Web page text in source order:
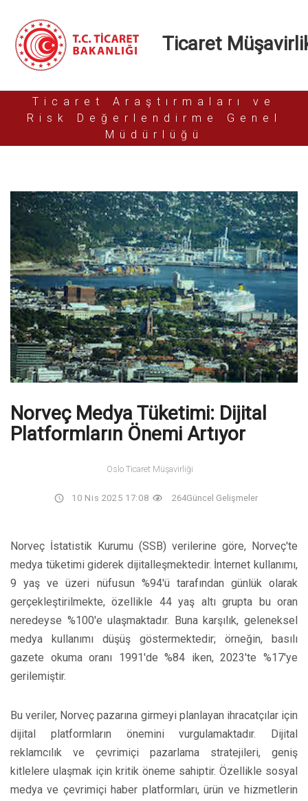
Ticaret
Ticaret Araştırmaları ve
Risk Değerlendirme Genel
Müdürlüğü
Norveç Medya Tüketimi: Dijital
Platformların Önemi Artıyor
Oslo Ticaret Müşavirliği
10 Nis 2025 17:08 264Güncel Gelişmeler
Norveç İstatistik Kurumu (SSB) verilerine göre, Norveç'te
medya tüketimi giderek dijitalleşmektedir. İnternet kullanımı,
9 yaş ve üzeri nüfusun %94'ü tarafından günlük olarak
gerçekleştirilmekte, özellikle 44 yaş altı grupta bu oran
neredeyse %100'e ulaşmaktadır. Buna karşılık, geleneksel
medya kullanımı düşüş göstermektedir; örneğin, basılı
gazete okuma oranı 1991'de %84 iken, 2023'te %17'ye
gerilemiştir.
Bu veriler, Norveç pazarına girmeyi planlayan ihracatçılar için
dijital platformların önemini vurgulamaktadır. Dijital
reklamcılık ve çevrimiçi pazarlama stratejileri, geniş
kitlelere ulaşmak için kritik öneme sahiptir. Özellikle sosyal
medya ve çevrimiçi haber platformları, ürün ve hizmetlerin